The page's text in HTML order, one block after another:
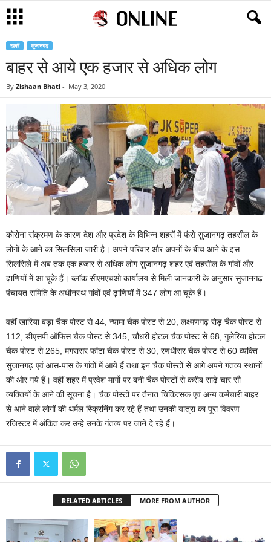
खबरें सुजानगढ़
बाहर से आये एक हजार से अधिक लोग
By Zishaan Bhati - May 3, 2020
कोरोना संक्रमण के कारण देश और प्रदेश के विभिन्न शहरों में फंसे सुजानगढ़ तहसील के
लोगों के आने का सिलसिला जारी है। अपने परिवार और अपनों के बीच आने के इस
सिलसिले में अब तक एक हजार से अधिक लोग सुजानगढ़ शहर एवं तहसील के गांवों और
ढ़ाणियों में आ चूके हैं। ब्लॉक सीएमएचओ कार्यालय से मिली जानकारी के अनुसार सुजानगढ़
पंचायत समिति के अधीनस्थ गांवों एवं ढ़ाणियों में 347 लोग आ चूके हैं।
वहीं खारिया बड़ा चैक पोस्ट से 44, न्यामा चैक पोस्ट से 20, लक्ष्मणगढ़ रोड़ चैक पोस्ट से
112, डीएसपी ऑफिस चैक पोस्ट से 345, चौधरी होटल चैक पोस्ट से 68, गुलेरिया होटल
चैक पोस्ट से 265, मगरासर फांटा चैक पोस्ट से 30, रणधीसर चैक पोस्ट से 60 व्यक्ति
सुजानगढ़ एवं आस-पास के गांवों में आये हैं तथा इन चैक पोस्टों से आगे अपने गंतव्य स्थानों
की ओर गये हैं। वहीं शहर में प्रवेश मार्गो पर बनी चैक पोस्टों से करीब साढ़े चार सौ
व्यक्तियों के आने की सूचना है। चैक पोस्टों पर तैनात चिकित्सक एवं अन्य कर्मचारी बाहर
से आने वाले लोगों की थर्मल स्क्रिनिंग कर रहे हैं तथा उनकी यात्रा का पूरा विवरण
रजिस्टर में अंकित कर उन्हे उनके गंतव्य पर जाने दे रहे हैं।
RELATED ARTICLES MORE FROM AUTHOR